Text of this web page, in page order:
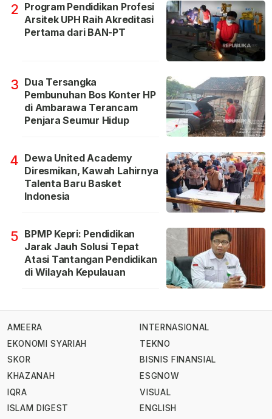
2 Program Pendidikan Profesi
Arsitek UPH Raih Akreditasi
Pertama dari BAN-PT
3 Dua Tersangka
Pembunuhan Bos Konter HP
di Ambarawa Terancam
Penjara Seumur Hidup
4 Dewa United Academy
Diresmikan, Kawah Lahirnya
Talenta Baru Basket
Indonesia
5 BPMP Kepri: Pendidikan
Jarak Jauh Solusi Tepat
Atasi Tantangan Pendidikan
di Wilayah Kepulauan
AMEERA
EKONOMI SYARIAH
SKOR
KHAZANAH
IQRA
ISLAM DIGEST
INTERNASIONAL
TEKNO
BISNIS FINANSIAL
ESGNOW
VISUAL
ENGLISH